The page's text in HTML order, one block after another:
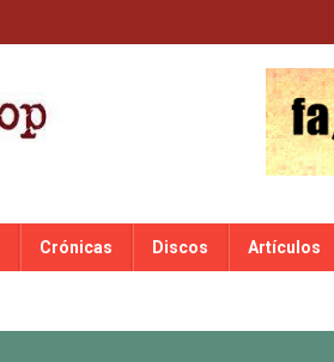
Crónicas Discos Artículos